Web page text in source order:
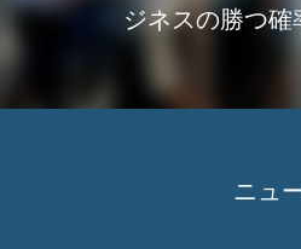
ジネスの勝つ確
ニュ